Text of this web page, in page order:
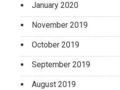
January 2020
November 2019
October 2019
September 2019
August 2019